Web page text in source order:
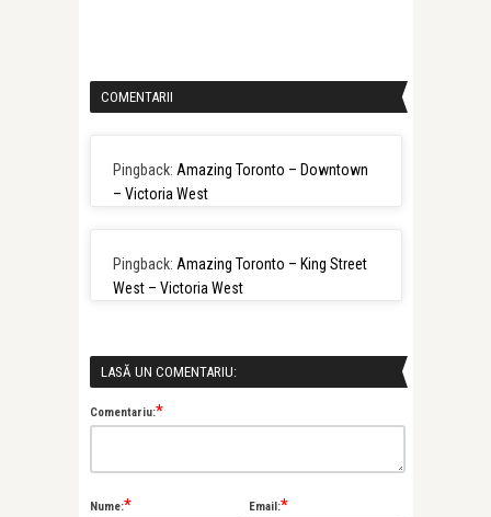
COMENTARII
Pingback: Amazing Toronto – Downtown
– Victoria West
Pingback: Amazing Toronto – King Street
West – Victoria West
LASĂ UN COMENTARIU:
Comentariu:*
Nume:* Email:*